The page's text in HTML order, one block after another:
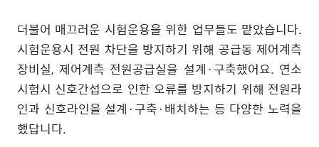
더불어 매끄러운 시험운용을 위한 업무들도 맡았습니다.
시험운용시 전원 차단을 방지하기 위해 공급동 제어계측
장비실, 제어계측 전원공급실을 설계·구축했어요. 연소
시험시 신호간섭으로 인한 오류를 방지하기 위해 전원라
인과 신호라인을 설계·구축·배치하는 등 다양한 노력을
했답니다.